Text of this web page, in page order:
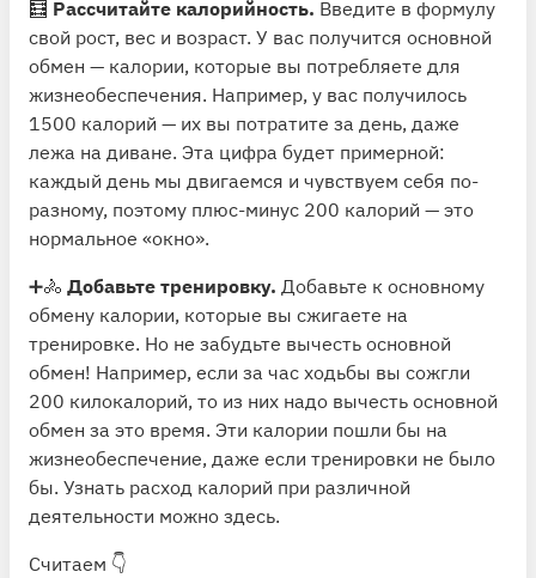
🧮 Рассчитайте калорийность. Введите в формулу
свой рост, вес и возраст. У вас получится основной
обмен — калории, которые вы потребляете для
жизнеобеспечения. Например, у вас получилось
1500 калорий — их вы потратите за день, даже
лежа на диване. Эта цифра будет примерной:
каждый день мы двигаемся и чувствуем себя по-
разному, поэтому плюс-минус 200 калорий — это
нормальное «окно».
➕🚴 Добавьте тренировку. Добавьте к основному
обмену калории, которые вы сжигаете на
тренировке. Но не забудьте вычесть основной
обмен! Например, если за час ходьбы вы сожгли
200 килокалорий, то из них надо вычесть основной
обмен за это время. Эти калории пошли бы на
жизнеобеспечение, даже если тренировки не было
бы. Узнать расход калорий при различной
деятельности можно здесь.
Считаем 👇